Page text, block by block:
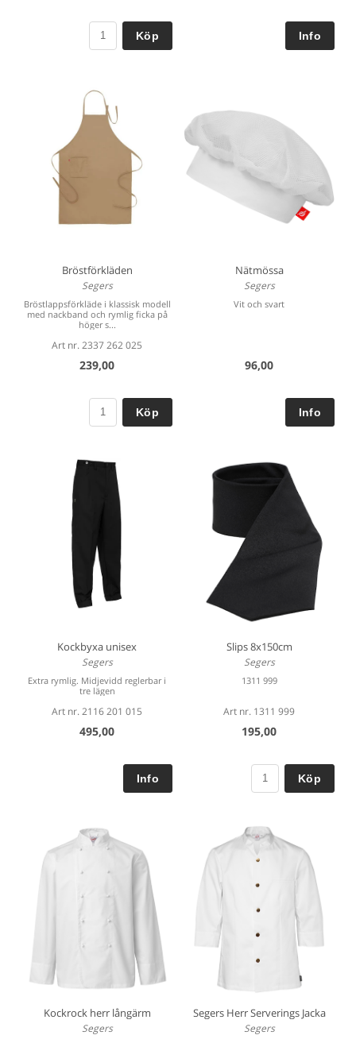
Köp
Bröstförkläden
Segers
Bröstlappsförkläde i klassisk modell
med nackband och rymlig ficka på
höger s...
Art nr. 2337 262 025
239,00
Köp
Nätmössa
Segers
Vit och svart
96,00
Kockbyxa unisex
Segers
Extra rymlig. Midjevidd reglerbar i
tre lägen
Art nr. 2116 201 015
495,00
Slips 8x150cm
Segers
1311 999
Art nr. 1311 999
195,00
Köp
Kockrock herr långärm
Segers
Segers Herr Serverings Jacka
Segers